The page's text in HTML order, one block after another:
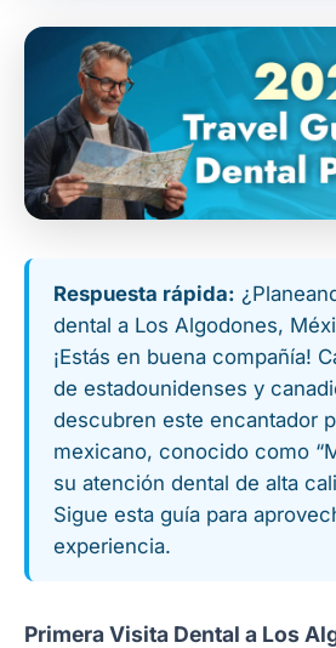
Respuesta rápida:
dental a Los Algodones,
¡Estás en buena compañía!
de estadounidenses y
descubren este encantador
mexicano, conocido como
su atención dental de alta
Sigue esta guía para
experiencia.
Primera Visita Dental a Los